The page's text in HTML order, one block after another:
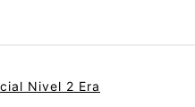
Nivel 2 Era